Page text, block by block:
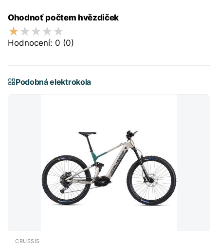
Ohodnoť počtem hvězdiček
Hodnocení: 0 (0)
Podobná elektrokola
CRUSSIS